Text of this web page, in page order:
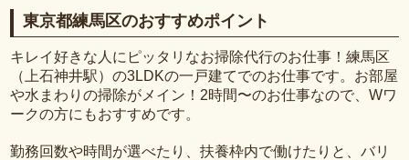
東京都練馬区のおすすめポイント
キレイ好きな人にピッタリなお掃除代行のお仕事！練馬区
（上石神井駅）の3LDKの一戸建てでのお仕事です。お部屋
や水まわりの掃除がメイン！2時間〜のお仕事なので、Wワ
ークの方にもおすすめです。
勤務回数や時間が選べたり、扶養枠内で働けたりと、バリ